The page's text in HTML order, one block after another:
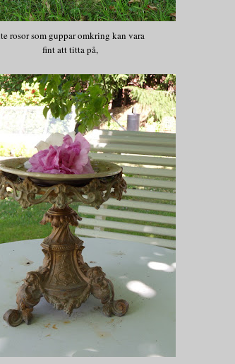
rosor som guppar omkring kan vara
fint att titta på,